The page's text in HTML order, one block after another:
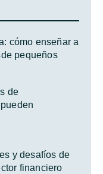
cómo enseñar a
pequeños
de
y desafíos de
financiero